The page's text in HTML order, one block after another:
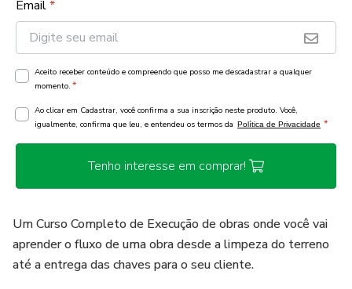
Email*
Aceito receber conteúdo e compreendo que posso me descadastrar a qualquer
momento. *
Ao clicar em Cadastrar, você confirma a sua inscrição neste produto. Você,
igualmente, confirma que leu, e entendeu os termos da Política de Privacidade *
Tenho interesse em comprar!
Um Curso Completo de Execução de obras onde você vai
aprender o fluxo de uma obra desde a limpeza do terreno
até a entrega das chaves para o seu cliente.